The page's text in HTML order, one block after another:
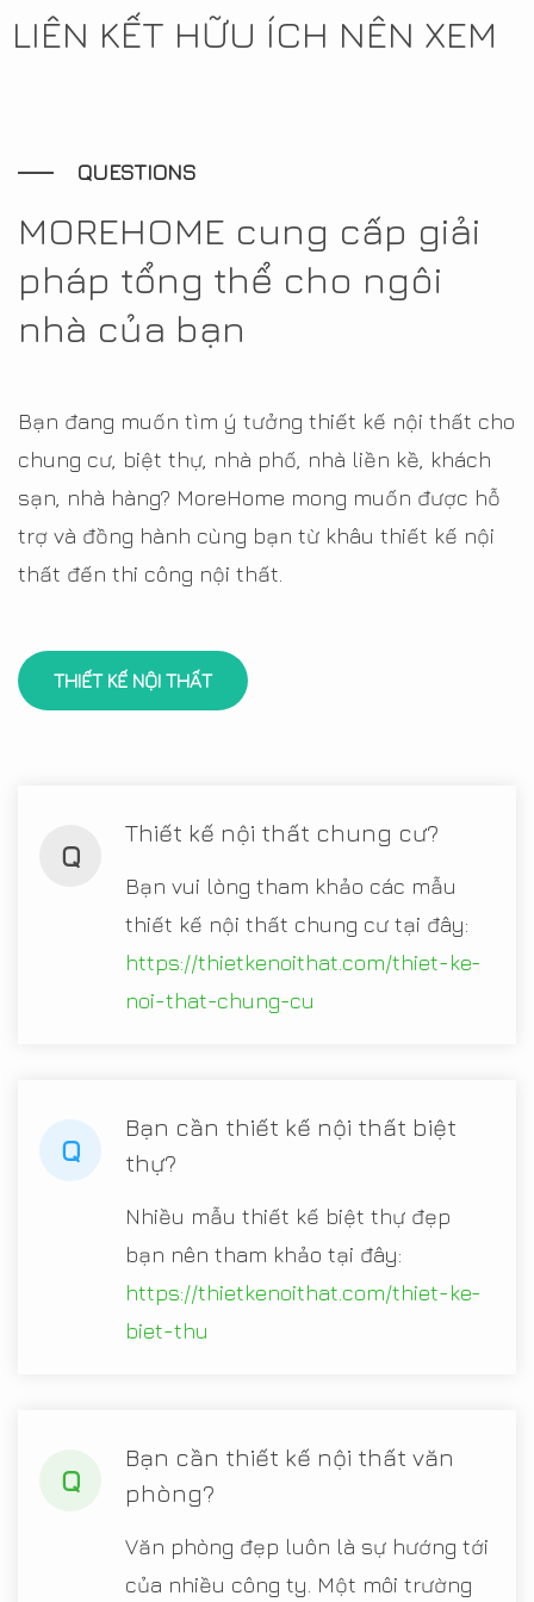
LIÊN KẾT HỮU ÍCH NÊN XEM
QUESTIONS
MOREHOME cung cấp giải
pháp tổng thể cho ngôi
nhà của bạn
Bạn đang muốn tìm ý tưởng thiết kế nội thất cho
chung cư, biệt thự, nhà phố, nhà liền kề, khách
sạn, nhà hàng? MoreHome mong muốn được hỗ
trợ và đồng hành cùng bạn từ khâu thiết kế nội
thất đến thi công nội thất.
THIẾT KẾ NỘI THẤT
Q
Thiết kế nội thất chung cư?
Bạn vui lòng tham khảo các mẫu
thiết kế nội thất chung cư tại đây:
https://thietkenoithat.com/thiet-ke-
noi-that-chung-cu
Q
Bạn cần thiết kế nội thất biệt
thự?
Nhiều mẫu thiết kế biệt thự đẹp
bạn nên tham khảo tại đây:
https://thietkenoithat.com/thiet-ke-
biet-thu
Q
Bạn cần thiết kế nội thất văn
phòng?
Văn phòng đẹp luôn là sự hướng tới
của nhiều công ty. Một môi trường